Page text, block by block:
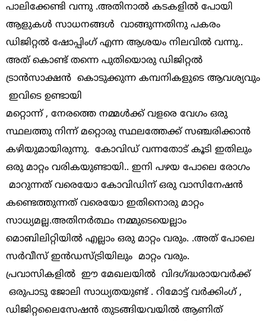
പാലിക്കേണ്ടി വന്നു .അതിനാൽ കടകളിൽ പോയി
ആളുകൾ സാധനങ്ങൾ വാങ്ങുന്നതിനു പകരം
ഡിജിറ്റൽ ഷോപ്പിംഗ് എന്ന ആശയം നിലവിൽ വന്നു..
അത് കൊണ്ട് തന്നെ പുതിയൊരു ഡിജിറ്റൽ
ട്രാൻസാക്ഷൻ കൊടുക്കുന്ന കമ്പനികളുടെ ആവശ്യവും
ഇവിടെ ഉണ്ടായി
മറ്റൊന്ന് , നേരത്തെ നമ്മൾക്ക് വളരെ വേഗം ഒരു
സ്ഥലത്തു നിന്ന് മറ്റൊരു സ്ഥലത്തേക്ക് സഞ്ചരിക്കാൻ
കഴിയുമായിരുന്നു. കോവിഡ് വന്നതോട് കൂടി ഇതിലും
ഒരു മാറ്റം വരികയുണ്ടായി.. ഇനി പഴയ പോലെ രോഗം
മാറുന്നത് വരെയോ കോവിഡിന് ഒരു വാസിനേഷൻ
കണ്ടെത്തുന്നത് വരെയോ ഇതിനൊരു മാറ്റം
സാധ്യമല്ല.അതിനർത്ഥം നമ്മുടെയെല്ലാം
മൊബിലിറ്റിയിൽ എല്ലാം ഒരു മാറ്റം വരും. .അത് പോലെ
സർവീസ് ഇൻഡസ്ട്രിയിലും മാറ്റം വരും.
പ്രവാസികളിൽ ഈ മേഖലയിൽ വിദഗ്ദ്ധരായവർക്ക്
ഒരുപാടു ജോലി സാധ്യതയുണ്ട് . റിമോട്ട് വർക്കിംഗ് ,
ഡിജിറ്റലൈസേഷൻ തുടങ്ങിയവയിൽ ആണിത്